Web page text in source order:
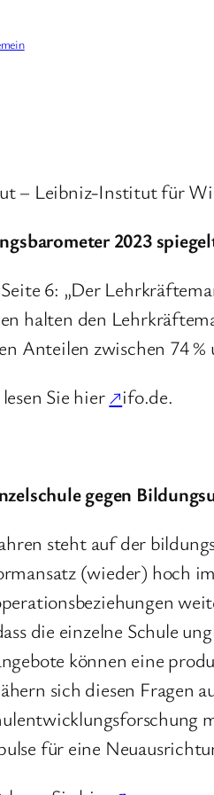
– Leibniz-Institut für
2023
6: „Der
halten den
Anteilen zwischen 74
Sie hier↗ifo.de.
gegen
steht auf der
(wieder) hoch
die einzelne Schule
können eine
sich diesen Fragen
für eine